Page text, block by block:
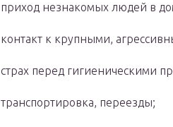
приход незнакомых людей в
контакт к крупными,
страх перед гигиеническими
транспортировка, переезды;